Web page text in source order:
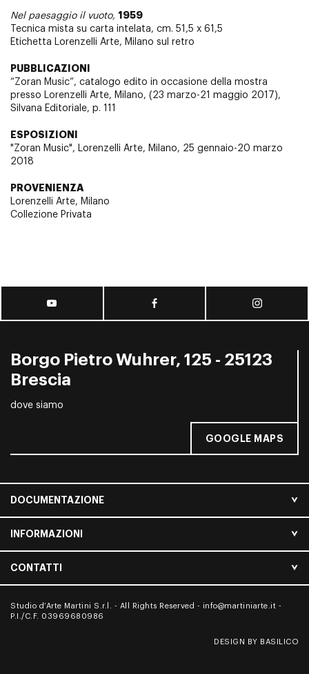
Nel paesaggio il vuoto, 1959
Tecnica mista su carta intelata, cm. 51,5 x 61,5
Etichetta Lorenzelli Arte, Milano sul retro
PUBBLICAZIONI
“Zoran Music”, catalogo edito in occasione della mostra
presso Lorenzelli Arte, Milano, (23 marzo-21 maggio 2017),
Silvana Editoriale, p. 111
ESPOSIZIONI
"Zoran Music", Lorenzelli Arte, Milano, 25 gennaio-20 marzo
2018
PROVENIENZA
Lorenzelli Arte, Milano
Collezione Privata
Borgo Pietro Wuhrer, 125 - 25123
Brescia
dove siamo
GOOGLE MAPS
DOCUMENTAZIONE
INFORMAZIONI
CONTATTI
Studio d’Arte Martini S.r.l. - All Rights Reserved - info@martiniarte.it -
P.I./C.F. 03969680986
DESIGN BY BASILICO